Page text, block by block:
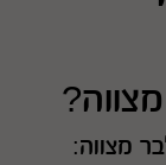
מצווה: